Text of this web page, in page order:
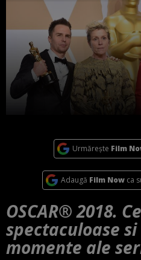
Urmărește Film
Adaugă Film Now ca
OSCAR® 2018.
spectaculoase
momente ale